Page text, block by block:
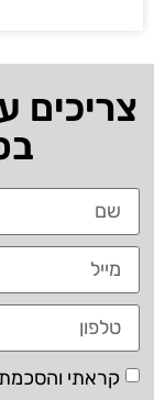
צריכים
קראתי